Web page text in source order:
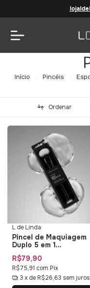
Início Pincéis
Ordenar
L de Linda
Pincel de Maquiagem
Duplo 5 em 1
Multifuncional Duo
01 L de Linda
R$79,90
R$75,91 com Pix
3 x de R$26,63 sem juros